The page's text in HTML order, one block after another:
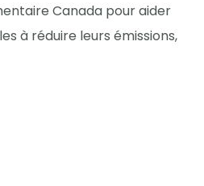
Canada pour aider
à réduire leurs émissions,